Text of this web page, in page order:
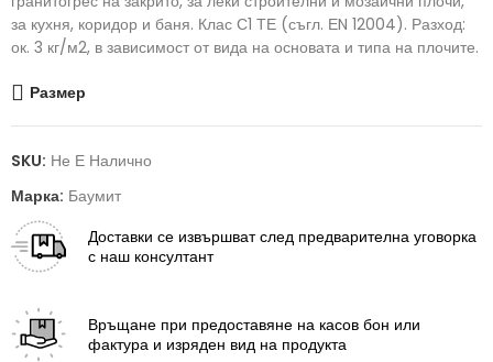
за кухня, коридор и баня. Клас С1 ТЕ (съгл. ЕN 12004). Разход:
ок. 3 кг/м2, в зависимост от вида на основата и типа на плочите.
Размер
SKU: Не Е Налично
Марка: Баумит
Доставки се извършват след предварителна уговорка
с наш консултант
Връщане при предоставяне на касов бон или
фактура и изряден вид на продукта